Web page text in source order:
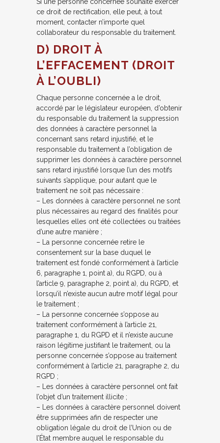
ce droit de rectification, elle peut, à tout
moment, contacter n’importe quel
collaborateur du responsable du traitement.
D) DROIT À
L’EFFACEMENT (DROIT
À L’OUBLI)
Chaque personne concernée a le droit,
accordé par le législateur européen, d’obtenir
du responsable du traitement la suppression
des données à caractère personnel la
concernant sans retard injustifié, et le
responsable du traitement a l’obligation de
supprimer les données à caractère personnel
sans retard injustifié lorsque l’un des motifs
suivants s’applique, pour autant que le
traitement ne soit pas nécessaire :
– Les données à caractère personnel ne sont
plus nécessaires au regard des finalités pour
lesquelles elles ont été collectées ou traitées
d’une autre manière ;
– La personne concernée retire le
consentement sur la base duquel le
traitement est fondé conformément à l’article
6, paragraphe 1, point a), du RGPD, ou à
l’article 9, paragraphe 2, point a), du RGPD, et
lorsqu’il n’existe aucun autre motif légal pour
le traitement ;
– La personne concernée s’oppose au
traitement conformément à l’article 21,
paragraphe 1, du RGPD et il n’existe aucune
raison légitime justifiant le traitement, ou la
personne concernée s’oppose au traitement
conformément à l’article 21, paragraphe 2, du
RGPD ;
– Les données à caractère personnel ont fait
l’objet d’un traitement illicite ;
– Les données à caractère personnel doivent
être supprimées afin de respecter une
obligation légale du droit de l’Union ou de
l’État membre auquel le responsable du